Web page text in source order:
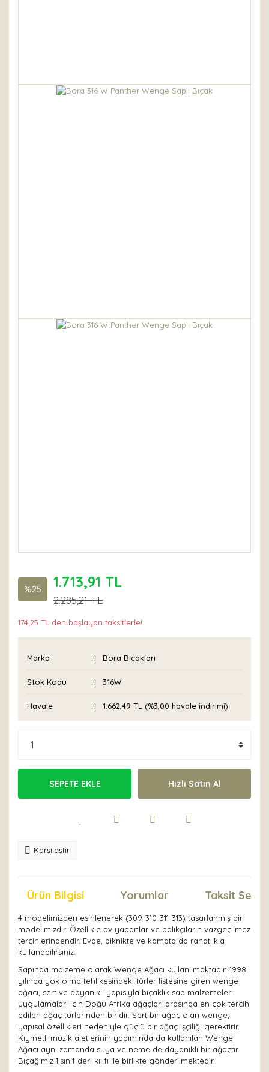
%25 1.713,91 TL
2.285,21 TL
174,25 TL den başlayan taksitlerle!
Marka Bora Bıçakları
Stok Kodu 316W
Havale 1.662,49 TL (%3,00 havale indirimi)
SEPETE EKLE Hızlı Satın Al
Karşılaştır
Ürün Bilgisi Yorumlar Taksit
4 modelimizden esinlenerek (309-310-311-313) tasarlanmış bir
modelimizdir. Özellikle av yapanlar ve balıkçıların vazgeçilmez
tercihlerindendir. Evde, piknikte ve kampta da rahatlıkla
kullanabilirsiniz.
Sapında malzeme olarak Wenge Ağacı kullanılmaktadır. 1998
yılında yok olma tehlikesindeki türler listesine giren wenge
ağacı, sert ve dayanıklı yapısıyla bıçaklık sap malzemeleri
uygulamaları için Doğu Afrika ağaçları arasında en çok tercih
edilen ağaç türlerinden biridir. Sert bir ağaç olan wenge,
yapısal özellikleri nedeniyle güçlü bir ağaç işçiliği gerektirir.
Kıymetli müzik aletlerinin yapımında da kullanılan Wenge
Ağacı aynı zamanda suya ve neme de dayanıklı bir ağaçtır.
Bıçağımız 1.sınıf deri kılıfı ile birlikte gönderilmektedir.